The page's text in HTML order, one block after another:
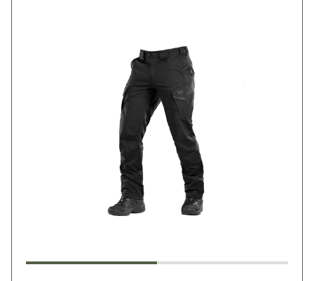
Повернення та обмін
Ножі та мультитули
Шеврони, патчі та нашивки
Second Hand NATO